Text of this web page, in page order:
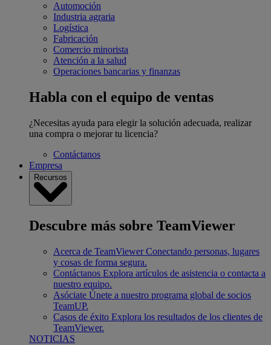
Automoción
Industria agraria
Logística
Fabricación
Comercio minorista
Atención a la salud
Operaciones bancarias y finanzas
Habla con el equipo de ventas
¿Necesitas ayuda para elegir la solución adecuada, realizar
una compra o mejorar tu licencia?
Contáctanos
Empresa
Recursos
Descubre más sobre TeamViewer
Acerca de TeamViewer Conectando personas, lugares
y cosas de forma segura.
Contáctanos Explora artículos de asistencia o contacta a
nuestro equipo.
Asóciate Únete a nuestro programa global de socios
TeamUP.
Casos de éxito Explora los resultados de los clientes de
TeamViewer.
NOTICIAS